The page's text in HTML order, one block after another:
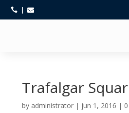
 
Trafalgar
by administrator| jun 1, 2016 |